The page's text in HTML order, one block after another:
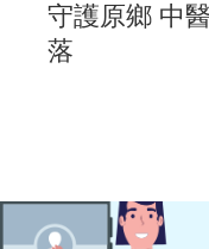
守護原鄉 中
落